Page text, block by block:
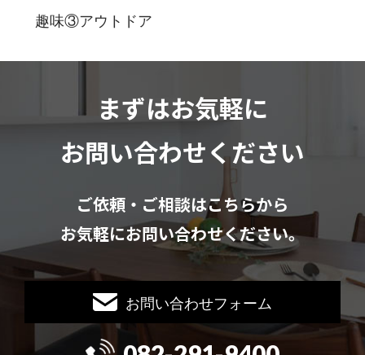
趣味③アウトドア
まずはお気軽に
お問い合わせください
ご依頼・ご相談はこちらから
お気軽にお問い合わせください。
お問い合わせフォーム